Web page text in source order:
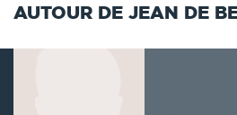
AUTOUR DE JEAN DE